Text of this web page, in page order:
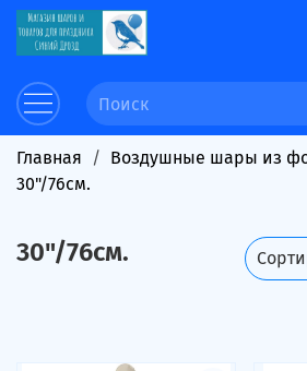
Главная Воздушные шары из
30"/76см.
30"/76см.